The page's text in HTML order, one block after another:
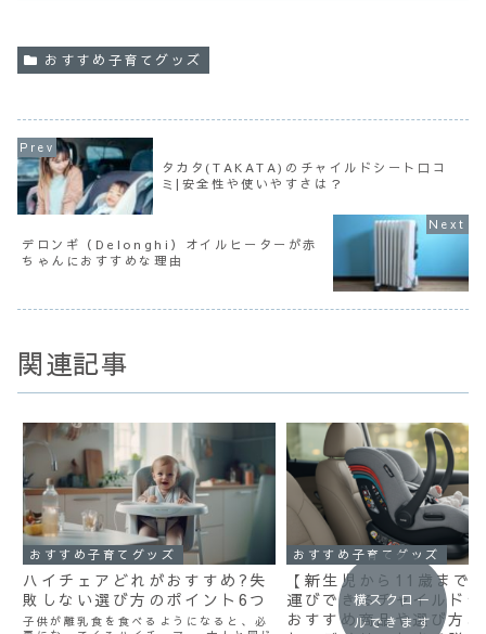
おすすめ子育てグッズ
タカタ(TAKATA)のチャイルドシート口コ
ミ|安全性や使いやすさは？
デロンギ（Delonghi）オイルヒーターが赤
ちゃんにおすすめな理由
関連記事
おすすめ子育てグッズ
ハイチェアどれがおすすめ?失
敗しない選び方のポイント6つ
子供が離乳食を食べるようになると、必
おすすめ子育てグッズ
【新生児から11歳まで
運びできるチャイルド
おすすめ商品や選び方
横スクロー
ルできます